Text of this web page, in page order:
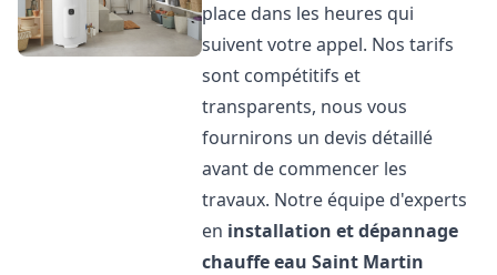
place dans les heures qui
suivent votre appel. Nos tarifs
sont compétitifs et
transparents, nous vous
fournirons un devis détaillé
avant de commencer les
travaux. Notre équipe d'experts
en installation et dépannage
chauffe eau Saint Martin